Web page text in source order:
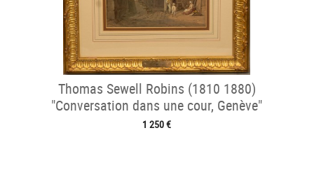
Thomas Sewell Robins (1810 1880)
"Conversation dans une cour, Genève"
1 250 €